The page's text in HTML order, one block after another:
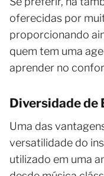
oferecidas por
proporcionando
quem tem uma
aprender no
Diversidade de
Uma das
versatilidade do
utilizado em uma